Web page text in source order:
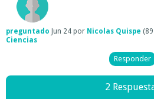
preguntado Jun 24 por Nicolas Quispe (89
Ciencias
2